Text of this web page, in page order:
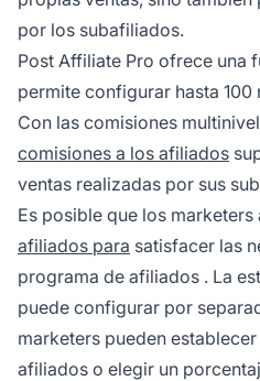
por los subafiliados.
Post Affiliate Pro ofrece una
permite configurar hasta
Con las comisiones
comisiones a los afiliados
ventas realizadas por sus
Es posible que los
afiliados para satisfacer las
programa de afiliados . La
puede configurar por
marketers pueden
afiliados o elegir un